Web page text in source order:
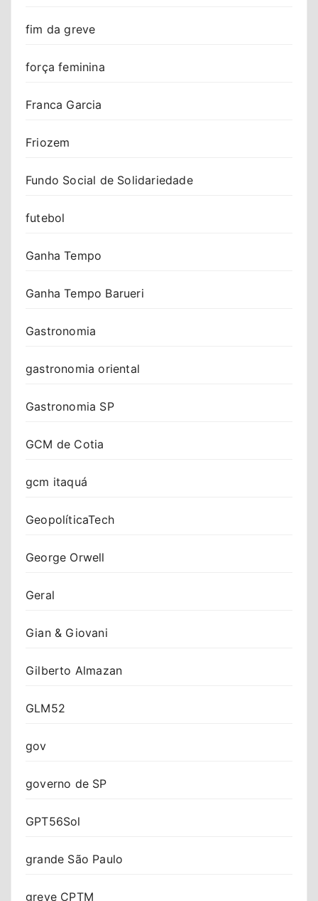
fim da greve
força feminina
Franca Garcia
Friozem
Fundo Social de Solidariedade
futebol
Ganha Tempo
Ganha Tempo Barueri
Gastronomia
gastronomia oriental
Gastronomia SP
GCM de Cotia
gcm itaquá
GeopolíticaTech
George Orwell
Geral
Gian & Giovani
Gilberto Almazan
GLM52
gov
governo de SP
GPT56Sol
grande São Paulo
greve CPTM